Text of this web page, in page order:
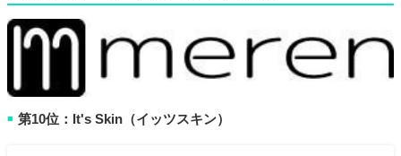
■ 第10位：It's Skin（イッツスキン）